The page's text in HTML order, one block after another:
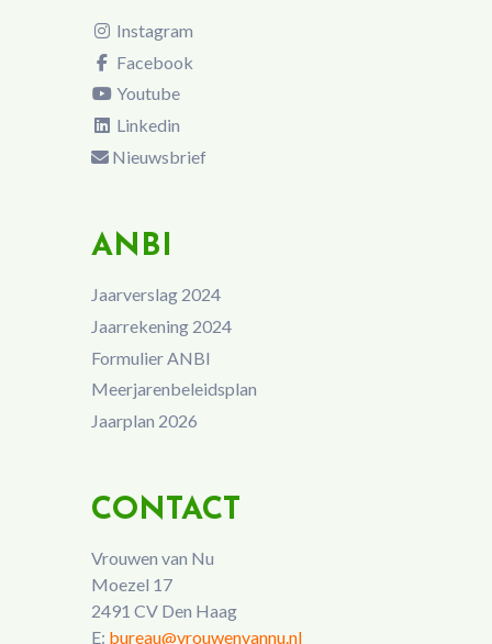
Instagram
Facebook
Youtube
Linkedin
Nieuwsbrief
ANBI
Jaarverslag 2024
Jaarrekening 2024
Formulier ANBI
Meerjarenbeleidsplan
Jaarplan 2026
CONTACT
Vrouwen van Nu
Moezel 17
2491 CV Den Haag
E: bureau@vrouwenvannu.nl